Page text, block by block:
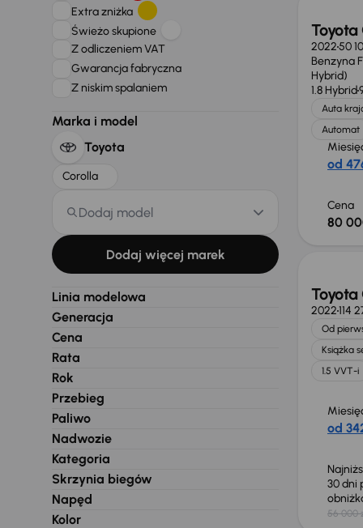
Extra zniżka
Świeżo skupione
Z odliczeniem VAT
Gwarancja fabryczna
Z niskim spalaniem
Marka i model
Toyota
Corolla
Dodaj model
Dodaj więcej marek
Linia modelowa
Generacja
Cena
Rata
Rok
Przebieg
Paliwo
Nadwozie
Kategoria
Skrzynia biegów
Napęd
Kolor
Toyota
202250
Benzyna
Hybrid)
1.8 Hybrid
Auta
Automat
od
Cena
80
Toyota
2022114
Od
Książka
1.5 VVT-i
od
30 dni
56 000